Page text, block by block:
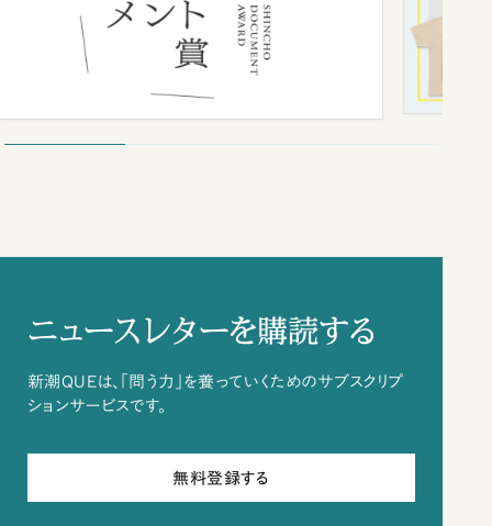
ニュースレターを購読する
新潮QUEは、「問う力」を養っていくためのサブスクリプ
ションサービスです。
無料登録する